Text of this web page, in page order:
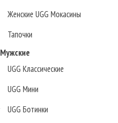
Женские UGG Мокасины
Тапочки
Мужские
UGG Классические
UGG Мини
UGG Ботинки